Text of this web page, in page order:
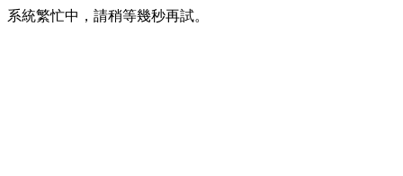
系統繁忙中，請稍等幾秒再試。